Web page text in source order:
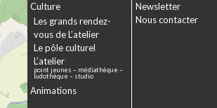
à
Culture
Les grands rendez-
vous de L’atelier
Le pôle culturel
L’atelier
point jeunes – médiathèque –
ludothèque – studio
Animations
Newsletter
Nous contacter